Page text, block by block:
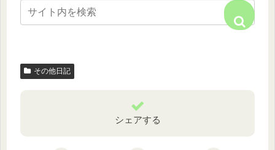
その他日記
シェアする